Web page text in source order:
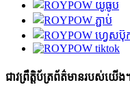
ជាវព្រឹត្តិប័ត្រព័ត៌មានរបស់យើង